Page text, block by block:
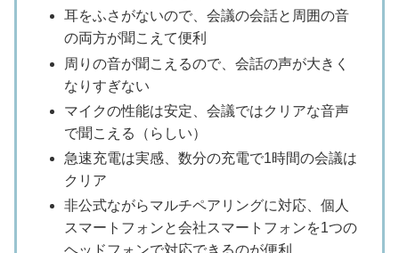
耳をふさがないので、会議の会話と周囲の音
の両方が聞こえて便利
周りの音が聞こえるので、会話の声が大きく
なりすぎない
マイクの性能は安定、会議ではクリアな音声
で聞こえる（らしい）
急速充電は実感、数分の充電で1時間の会議は
クリア
非公式ながらマルチペアリングに対応、個人
スマートフォンと会社スマートフォンを1つの